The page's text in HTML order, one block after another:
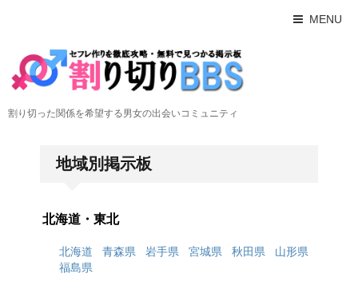
MENU
割り切った関係を希望する男女の出会いコミュニティ
地域別掲示板
北海道・東北
北海道 青森県 岩手県 宮城県 秋田県
山形県
福島県